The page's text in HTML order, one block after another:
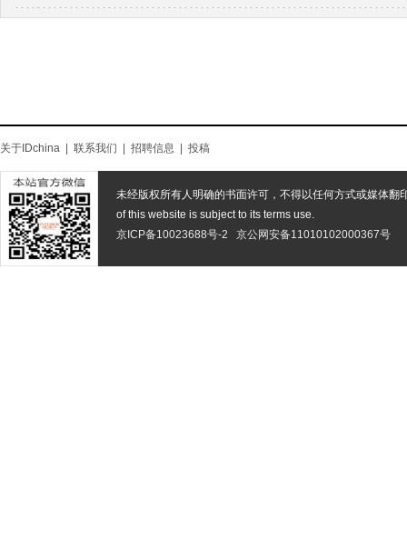
关于IDchina 联系我们 招聘信息 投稿
未经版权所有人明确的书面许可，不得以任何方式或媒体翻
of this website is subject to its terms use.
京ICP备10023688号-2
京公网安备11010102000367号